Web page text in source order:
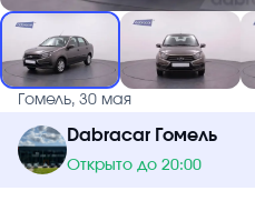
Гомель, 30 мая
Dabracar Гомель
Открыто до 20:00